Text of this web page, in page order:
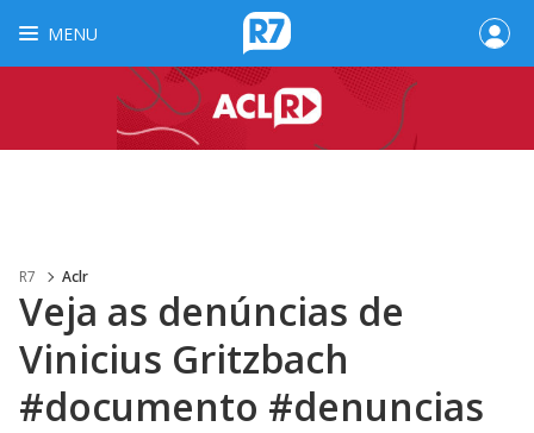
MENU
R7 Aclr
Veja as denúncias de
Vinicius Gritzbach
#documento #denuncias